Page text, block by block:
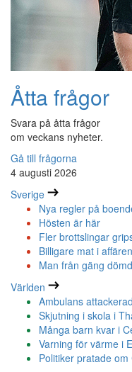
Åtta frågor
Svara på åtta frågor
om veckans nyheter.
Gå till frågorna
4 augusti 2026
Sverige
Nya regler på
Hösten är här
Fler brottslingar
Billigare mat i affären
Man från gäng
Världen
Ambulans
Skjutning i skola i
Många barn kvar i
Varning för värme i
Politiker pratade om